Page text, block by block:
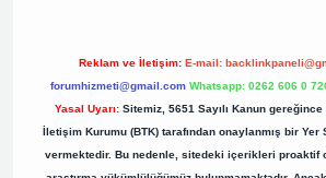
Reklam ve İletişim: E-mail:
forumhizmeti@gmail.com Whatsapp: 0262 606 0
Yasal Uyarı: Sitemiz, 5651 Sayılı Kanun
İletişim Kurumu (BTK) tarafından onaylanmış bir Yer
vermektedir. Bu nedenle, sitedeki içerikleri proaktif